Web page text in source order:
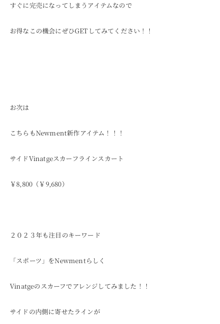
すぐに完売になってしまうアイテムなので
お得なこの機会にぜひGETしてみてください！！
お次は
こちらもNewment新作アイテム！！！
サイドVinatgeスカーフラインスカート
￥8,800（￥9,680）
２０２３年も注目のキーワード
「スポーツ」をNewmentらしく
Vinatgeのスカーフでアレンジしてみました！！
サイドの内側に寄せたラインが